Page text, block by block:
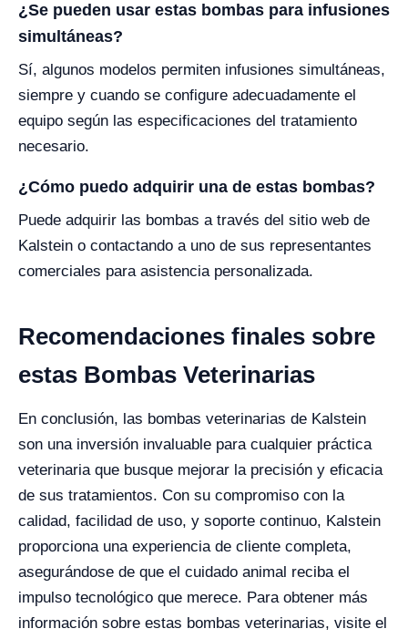
¿Se pueden usar estas bombas para infusiones
simultáneas?
Sí, algunos modelos permiten infusiones simultáneas,
siempre y cuando se configure adecuadamente el
equipo según las especificaciones del tratamiento
necesario.
¿Cómo puedo adquirir una de estas bombas?
Puede adquirir las bombas a través del sitio web de
Kalstein o contactando a uno de sus representantes
comerciales para asistencia personalizada.
Recomendaciones finales sobre
estas Bombas Veterinarias
En conclusión, las bombas veterinarias de Kalstein
son una inversión invaluable para cualquier práctica
veterinaria que busque mejorar la precisión y eficacia
de sus tratamientos. Con su compromiso con la
calidad, facilidad de uso, y soporte continuo, Kalstein
proporciona una experiencia de cliente completa,
asegurándose de que el cuidado animal reciba el
impulso tecnológico que merece. Para obtener más
información sobre estas bombas veterinarias, visite el